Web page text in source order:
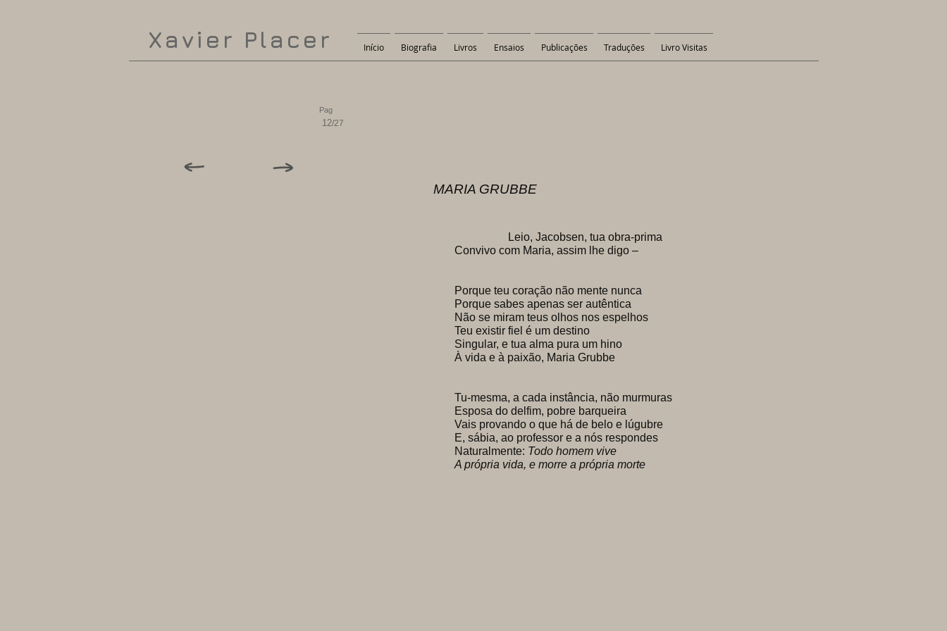
Xavier Placer Início Biografia Livros Ensaios Publicações Traduções Livro Visitas
MARIA GRUBBE
Leio, Jacobsen, tua obra-prima
Convivo com Maria, assim lhe digo –
Porque teu coração não mente nunca
Porque sabes apenas ser autêntica
Não se miram teus olhos nos espelhos
Teu existir fiel é um destino
Singular, e tua alma pura um hino
À vida e à paixão, Maria Grubbe
Tu-mesma, a cada instância, não murmuras
Esposa do delfim, pobre barqueira
Vais provando o que há de belo e lúgubre
E, sábia, ao professor e a nós respondes
Naturalmente: Todo homem vive
A própria vida, e morre a própria morte
Pag
12/27